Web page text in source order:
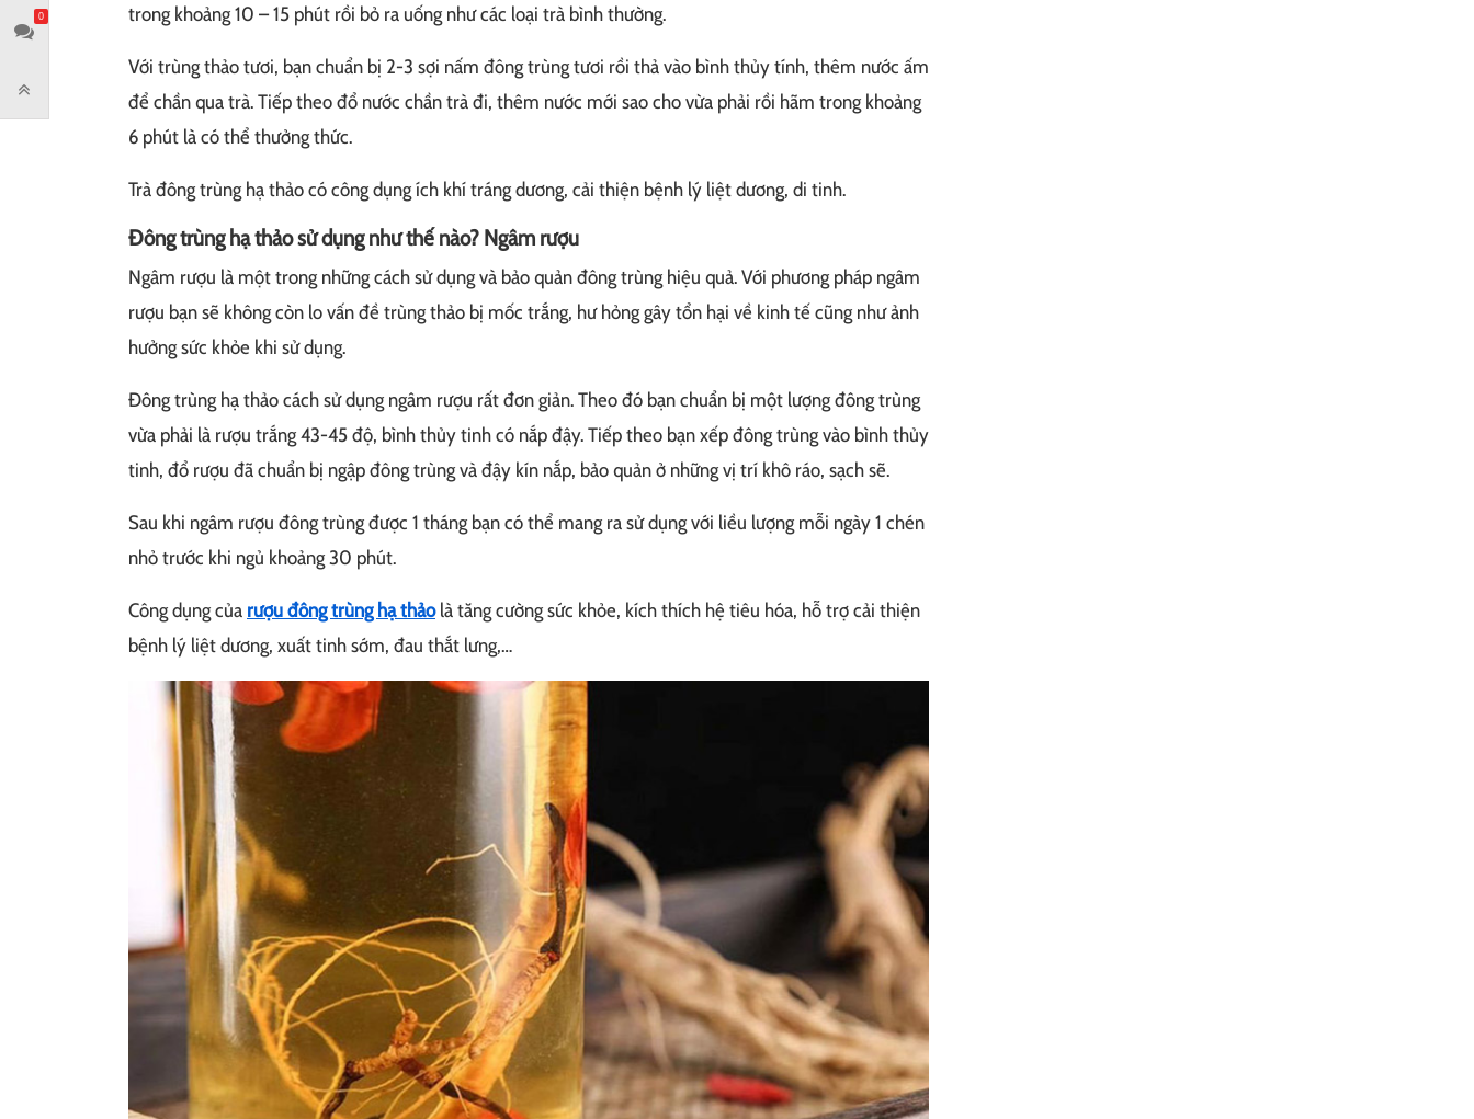
trong khoảng 10 – 15 phút rồi bỏ ra uống như các loại trà bình thường.
Với trùng thảo tươi, bạn chuẩn bị 2-3 sợi nấm đông trùng tươi rồi thả vào bình thủy tính, thêm nước ấm
để chần qua trà. Tiếp theo đổ nước chần trà đi, thêm nước mới sao cho vừa phải rồi hãm trong khoảng
6 phút là có thể thưởng thức.
Trà đông trùng hạ thảo có công dụng ích khí tráng dương, cải thiện bệnh lý liệt dương, di tinh.
Đông trùng hạ thảo sử dụng như thế nào? Ngâm rượu
Ngâm rượu là một trong những cách sử dụng và bảo quản đông trùng hiệu quả. Với phương pháp ngâm
rượu bạn sẽ không còn lo vấn đề trùng thảo bị mốc trắng, hư hỏng gây tổn hại về kinh tế cũng như ảnh
hưởng sức khỏe khi sử dụng.
Đông trùng hạ thảo cách sử dụng ngâm rượu rất đơn giản. Theo đó bạn chuẩn bị một lượng đông trùng
vừa phải là rượu trắng 43-45 độ, bình thủy tinh có nắp đậy. Tiếp theo bạn xếp đông trùng vào bình thủy
tinh, đổ rượu đã chuẩn bị ngập đông trùng và đậy kín nắp, bảo quản ở những vị trí khô ráo, sạch sẽ.
Sau khi ngâm rượu đông trùng được 1 tháng bạn có thể mang ra sử dụng với liều lượng mỗi ngày 1 chén
nhỏ trước khi ngủ khoảng 30 phút.
Công dụng của rượu đông trùng hạ thảolà tăng cường sức khỏe, kích thích hệ tiêu hóa, hỗ trợ cải thiện
bệnh lý liệt dương, xuất tinh sớm, đau thắt lưng,…
0